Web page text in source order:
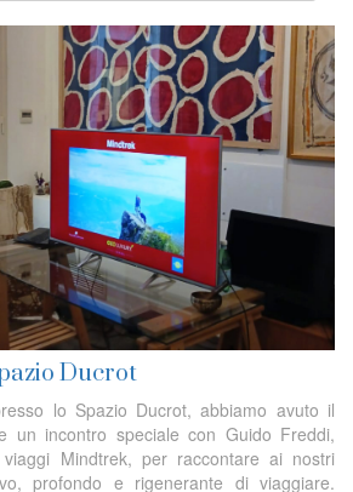
Ducrot
lo Spazio Ducrot, abbiamo avuto il
un incontro speciale con Guido Freddi,
Mindtrek, per raccontare ai nostri
profondo e rigenerante di viaggiare.